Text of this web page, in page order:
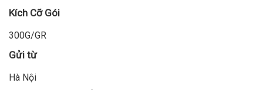
Kích Cỡ Gói
300G/GR
Gửi từ
Hà Nội